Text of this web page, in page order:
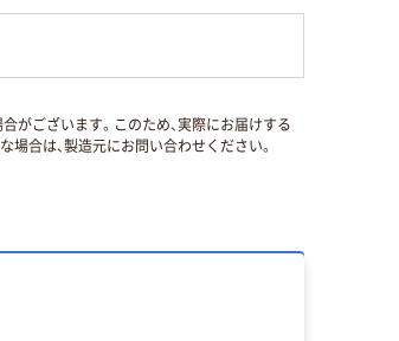
がございます。このため、実際にお届けする
合は、製造元にお問い合わせください。